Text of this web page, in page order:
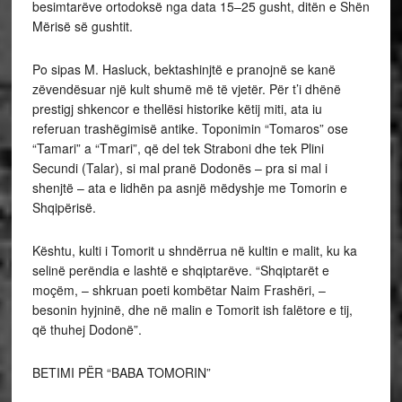
besimtarëve ortodoksë nga data 15–25 gusht, ditën e Shën
Mërisë së gushtit.
Po sipas M. Hasluck, bektashinjtë e pranojnë se kanë
zëvendësuar një kult shumë më të vjetër. Për t’i dhënë
prestigj shkencor e thellësi historike këtij miti, ata iu
referuan trashëgimisë antike. Toponimin “Tomaros” ose
“Tamari” a “Tmari”, që del tek Straboni dhe tek Plini
Secundi (Talar), si mal pranë Dodonës – pra si mal i
shenjtë – ata e lidhën pa asnjë mëdyshje me Tomorin e
Shqipërisë.
Kështu, kulti i Tomorit u shndërrua në kultin e malit, ku ka
selinë perëndia e lashtë e shqiptarëve. “Shqiptarët e
moçëm, – shkruan poeti kombëtar Naim Frashëri, –
besonin hyjninë, dhe në malin e Tomorit ish falëtore e tij,
që thuhej Dodonë”.
BETIMI PËR “BABA TOMORIN”